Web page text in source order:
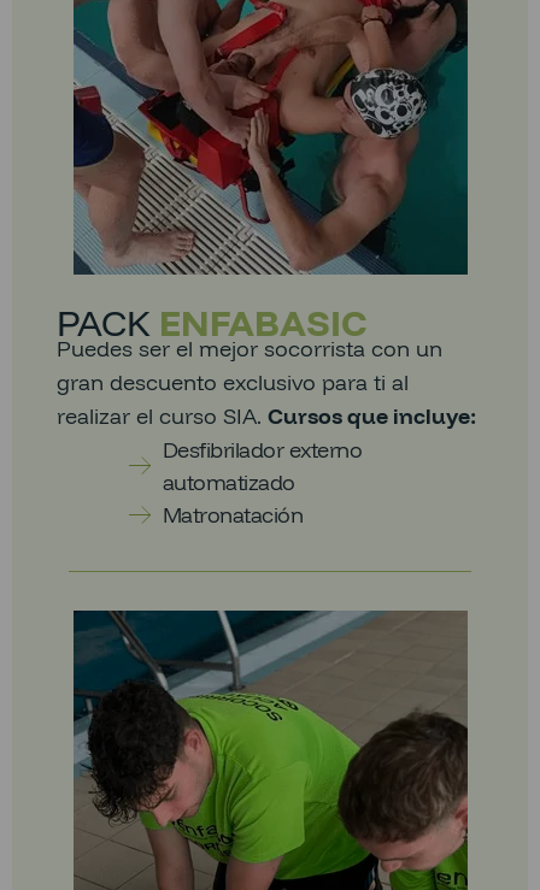
PACK ENFABASIC
Puedes ser el mejor socorrista con un
gran descuento exclusivo para ti al
realizar el curso SIA.Cursos que incluye:
Desfibrilador externo
automatizado
Matronatación